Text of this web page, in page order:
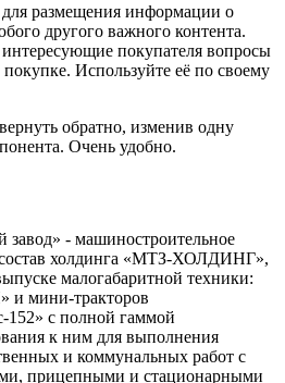
размещения информации о
другого важного контента.
покупателя вопросы
покупке. Используйте её по своему
обратно, изменив одну
Очень удобно.
завод» - машиностроительное
состав холдинга «МТЗ-ХОЛДИНГ»,
малогабаритной техники:
и мини-тракторов
152» с полной гаммой
к ним для выполнения
и коммунальных работ с
прицепными и стационарными